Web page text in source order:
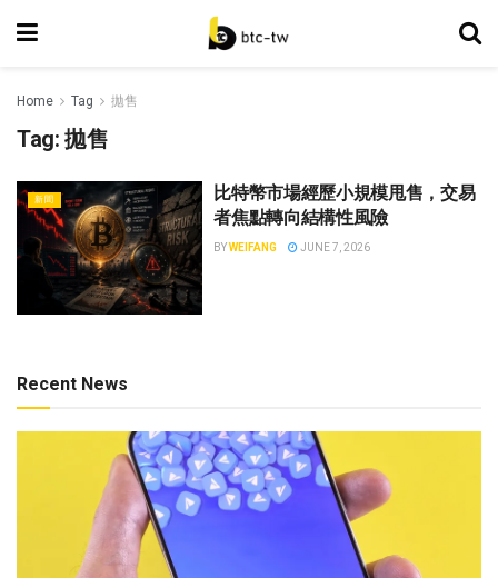
Home Tag 拋售
Tag: 拋售
新聞
比特幣市場經歷小規模甩售，交易
者焦點轉向結構性風險
BYWEIFANG JUNE 7, 2026
Recent News